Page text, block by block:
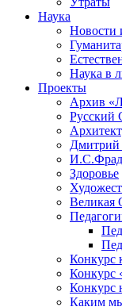
Наука
Новости
Наука в
Проекты
Архив
Русский
Дмитрий
Здоровье
Великая
Конкурс
Конкурс
Конкурс
Каким